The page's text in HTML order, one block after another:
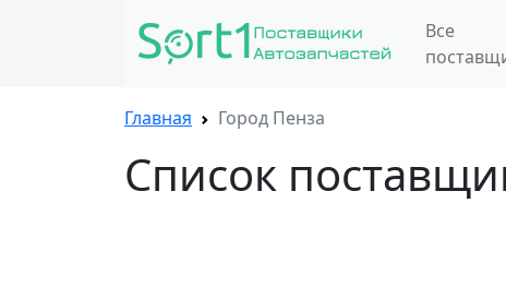
Все
Главная Город Пенза
Список